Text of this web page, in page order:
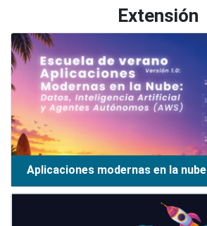
Extensión
Aplicaciones modernas en la nube